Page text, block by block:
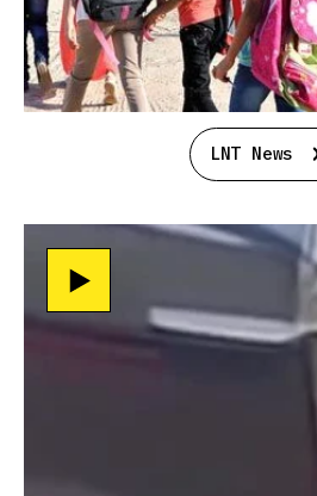
LNT News